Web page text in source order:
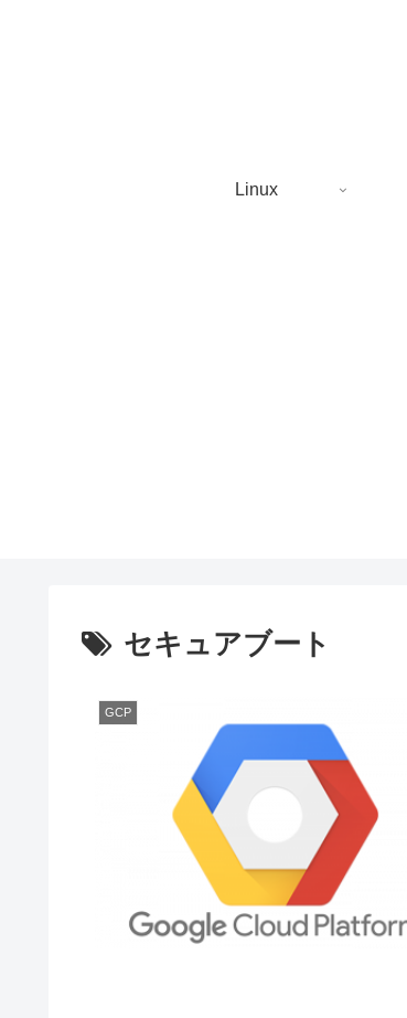
Linux
セキュアブート
GCP